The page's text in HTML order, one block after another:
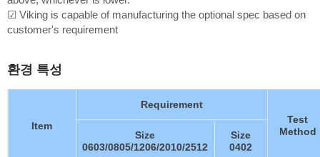
☑ Viking is capable of manufacturing the optional spec based on
customer's requirement
환경 특성
Item
Requirement
Test
Method
Size
0603/0805/1206/2010/2512
Size
0402